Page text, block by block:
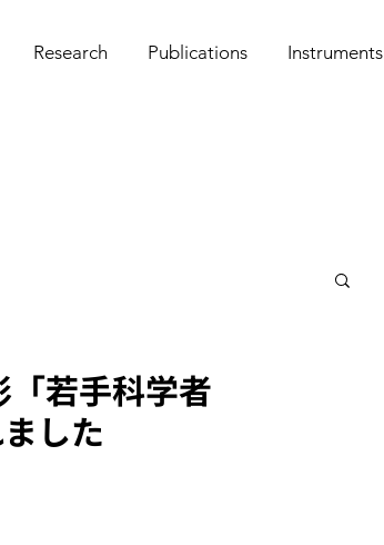
Research Publications Instruments
若手科学者
した